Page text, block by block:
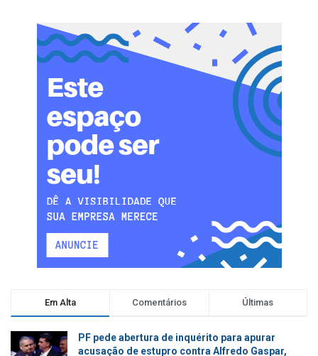
Em Alta Comentários Últimas
PF pede abertura de inquérito para apurar
acusação de estupro contra Alfredo Gaspar,